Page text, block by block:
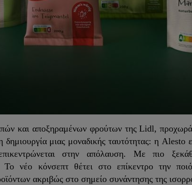
και αποξηραμένων φρούτων της Lidl, προχωρά
μιας μοναδικής ταυτότητας: η
στην απόλαυση. Με πιο
Το νέο κόνσεπτ θέτει στο επίκεντρο την
ακριβώς στο σημείο συνάντησης της